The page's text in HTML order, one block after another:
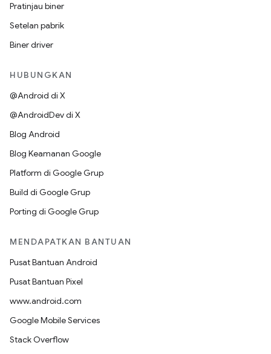
Pratinjau biner
Setelan pabrik
Biner driver
HUBUNGKAN
@Android di X
@AndroidDev di X
Blog Android
Blog Keamanan Google
Platform di Google Grup
Build di Google Grup
Porting di Google Grup
MENDAPATKAN BANTUAN
Pusat Bantuan Android
Pusat Bantuan Pixel
www.android.com
Google Mobile Services
Stack Overflow